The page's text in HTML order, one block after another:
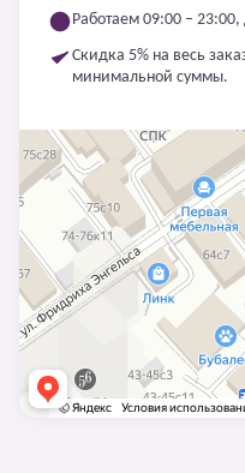
Работаем 09:00 – 23:00,
Скидка 5% на весь
минимальной суммы.